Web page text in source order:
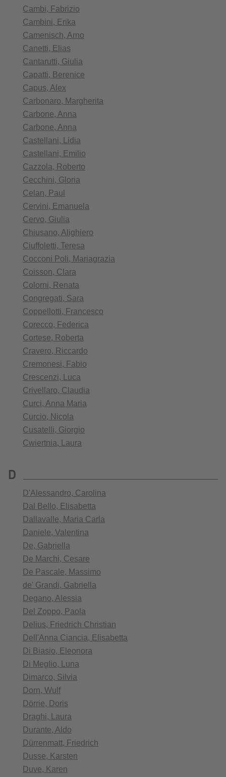
Cambi, Fabrizio
Cambini, Erika
Camenisch, Arno
Canetti, Elias
Cantarutti, Giulia
Capatti, Berenice
Capus, Alex
Carbonaro, Margherita
Carbone, Anna
Carbone, Anna
Castellani, Lidia
Castellani, Emilio
Cazzola, Roberto
Cecchini, Gloria
Celan, Paul
Cervini, Emanuela
Cervo, Giulia
Chiusano, Alighiero
Ciuffoletti, Teresa
Cocconi Poli, Mariagrazia
Coisson, Clara
Colorni, Renata
Congregati, Sara
Coppellotti, Francesco
Corecco, Federica
Cortese, Roberta
Cravero, Riccardo
Cremonesi, Fabio
Crescenzi, Luca
Crivellaro, Claudia
Curci, Anna Maria
Curcio, Nicola
Cusatelli, Giorgio
Cwiertnia, Laura
D
D'Alessandro, Carolina
Dal Bello, Elisabetta
Dallavalle, Maria Carla
Daniele, Valentina
De, Gabriella
De Marchi, Cesare
De Pascale, Massimo
de' Grandi, Gabriella
Degano, Alessia
Del Zoppo, Paola
Delius, Friedrich Christian
Dell'Anna Ciancia, Elisabetta
Di Biasio, Eleonora
Di Meglio, Luna
Dimarco, Silvia
Dorn, Wulf
Dörrie, Doris
Draghi, Laura
Durante, Aldo
Dürrenmatt, Friedrich
Dusse, Karsten
Duve, Karen